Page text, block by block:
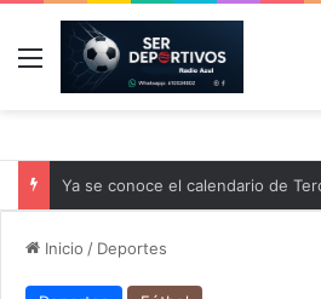
Menú
Ya se conoce el calendario de
Inicio / Deportes